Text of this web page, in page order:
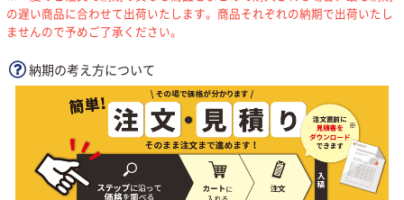
の遅い商品に合わせて出荷いたします。商品それぞれの納期で出荷いたし
ませんので予めご了承ください。
納期の考え方について